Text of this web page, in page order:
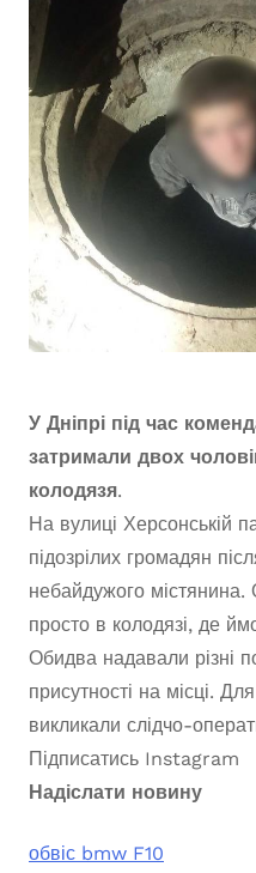
У Дніпрі під час
затримали двох
колодязя.
На вулиці Херсонській
підозрілих громадян
небайдужого містянина.
просто в колодязі, де
Обидва надавали різні
присутності на місці.
викликали слідчо-
Підписатись Instagram
Надіслати новину
обвіс bmw F10